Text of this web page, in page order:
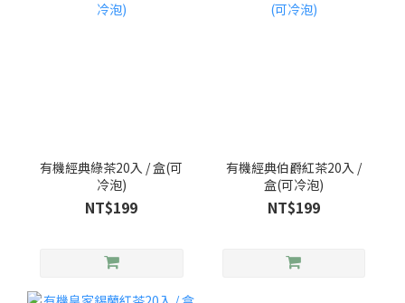
有機經典綠茶20入 / 盒(可
冷泡)
NT$199
有機經典伯爵紅茶20入 /
盒(可冷泡)
NT$199